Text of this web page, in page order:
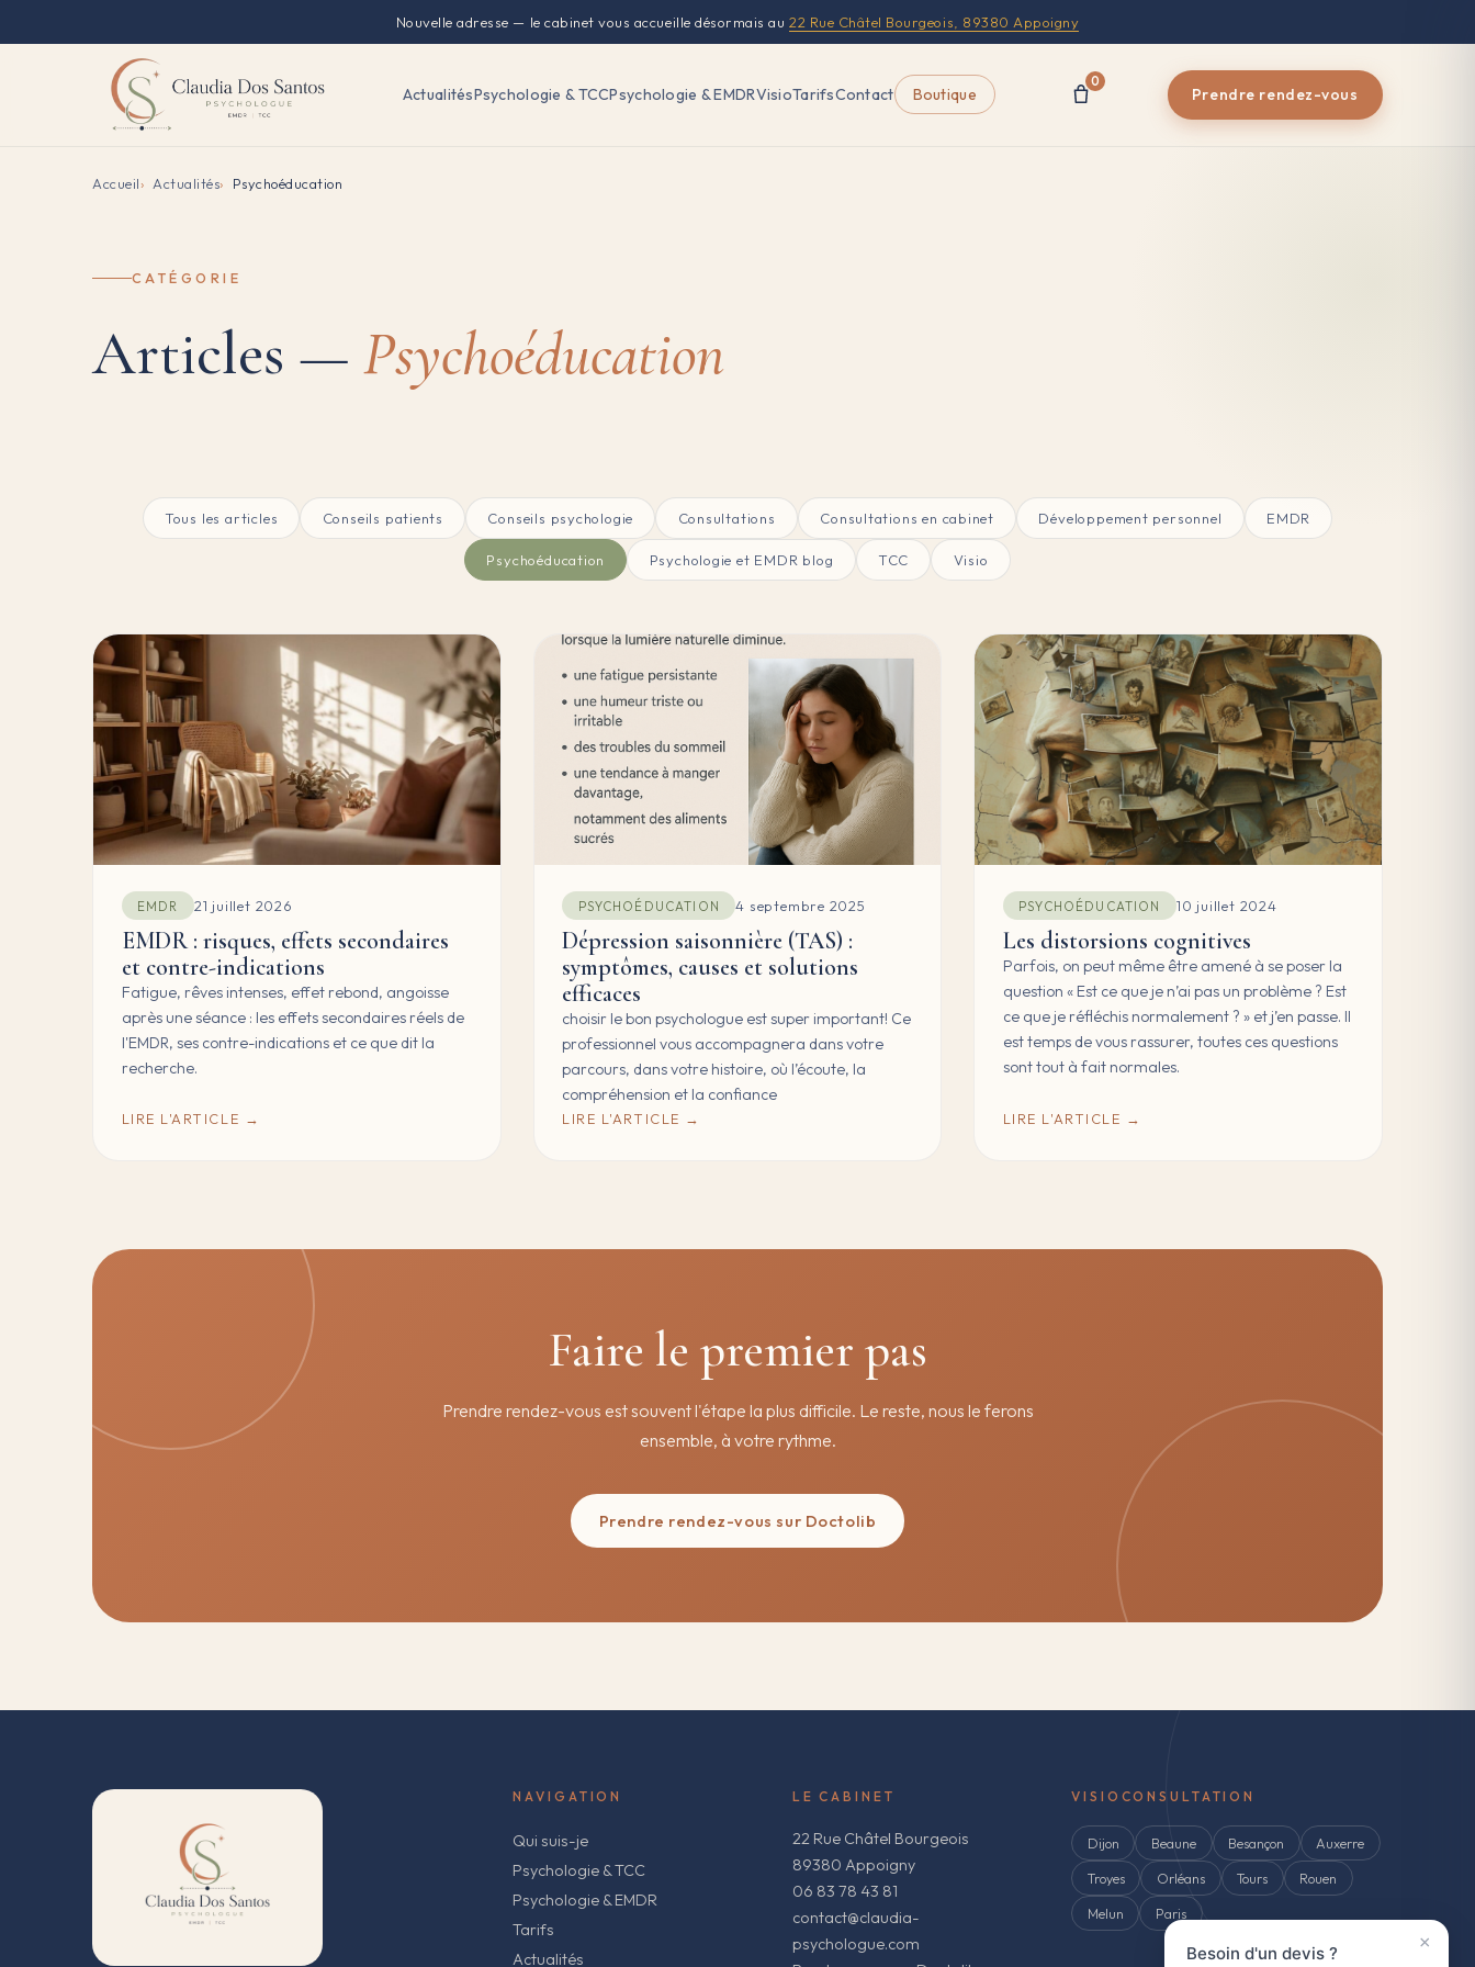
Nouvelle adresse — le cabinet vous accueille désormais au 22 Rue Châtel Bourgeois, 89380 Appoigny
ActualitésPsychologie & TCCPsychologie & EMDRVisioTarifsContact Boutique
0
Prendre rendez-vous
Accueil Actualités Psychoéducation
CATÉGORIE
Articles — Psychoéducation
Tous les articles Conseils patients Conseils psychologie Consultations Consultations en cabinet Développement personnel EMDR
Psychoéducation Psychologie et EMDR blog TCC Visio
EMDR 21 juillet 2026
EMDR : risques, effets secondaires
et contre-indications
Fatigue, rêves intenses, effet rebond, angoisse
après une séance : les effets secondaires réels de
l'EMDR, ses contre-indications et ce que dit la
recherche.
LIRE L'ARTICLE →
PSYCHOÉDUCATION 4 septembre 2025
Dépression saisonnière (TAS) :
symptômes, causes et solutions
efficaces
choisir le bon psychologue est super important! Ce
professionnel vous accompagnera dans votre
parcours, dans votre histoire, où l’écoute, la
compréhension et la confiance
LIRE L'ARTICLE →
PSYCHOÉDUCATION 10 juillet 2024
Les distorsions cognitives
Parfois, on peut même être amené à se poser la
question « Est ce que je n’ai pas un problème ? Est
ce que je réfléchis normalement ? » et j’en passe. Il
est temps de vous rassurer, toutes ces questions
sont tout à fait normales.
LIRE L'ARTICLE →
Faire le premier pas
Prendre rendez-vous est souvent l'étape la plus difficile. Le reste, nous le ferons
ensemble, à votre rythme.
Prendre rendez-vous sur Doctolib
NAVIGATION
Qui suis-je
Psychologie & TCC
Psychologie & EMDR
Tarifs
Actualités
LE CABINET
22 Rue Châtel Bourgeois
89380 Appoigny
06 83 78 43 81
contact@claudia-
psychologue.com
VISIOCONSULTATION
Dijon Beaune Besançon Auxerre
Troyes Orléans Tours Rouen
Melun Paris
×
Besoin d'un devis ?